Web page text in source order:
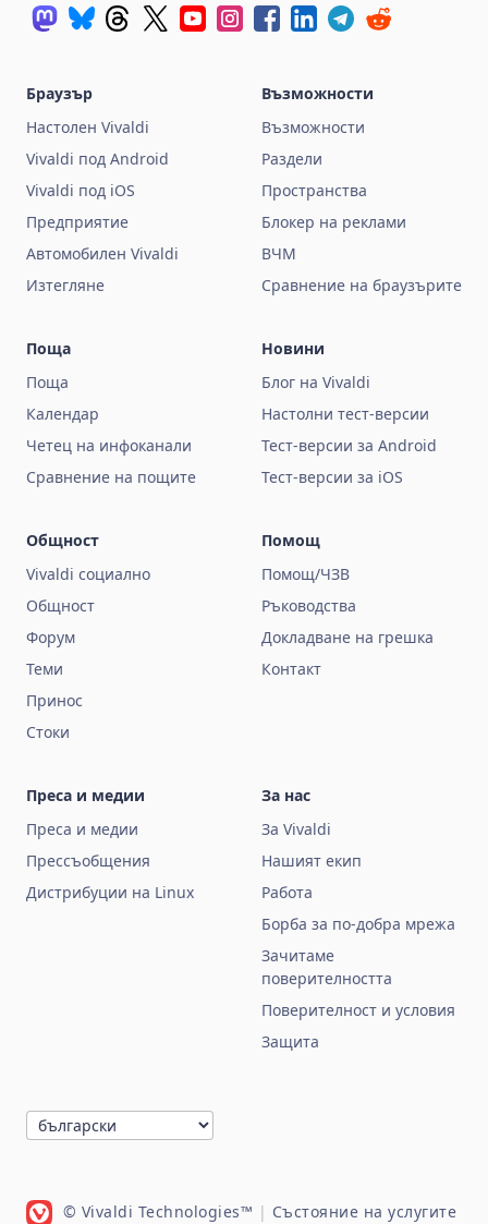
Браузър
Настолен Vivaldi
Vivaldi под Android
Vivaldi под iOS
Предприятие
Автомобилен Vivaldi
Изтегляне
Възможности
Възможности
Раздели
Пространства
Блокер на реклами
ВЧМ
Сравнение на браузърите
Поща
Поща
Календар
Четец на инфоканали
Сравнение на пощите
Новини
Блог на Vivaldi
Настолни тест-версии
Тест-версии за Android
Тест-версии за iOS
Общност
Vivaldi социално
Общност
Форум
Теми
Принос
Стоки
Помощ
Помощ/ЧЗВ
Ръководства
Докладване на грешка
Контакт
Преса и медии
Преса и медии
Прессъобщения
Дистрибуции на Linux
За нас
За Vivaldi
Нашият екип
Работа
Борба за по‑добра мрежа
Зачитаме
поверителността
Поверителност и условия
Защита
© Vivaldi Technologies™ | Състояние на услугите